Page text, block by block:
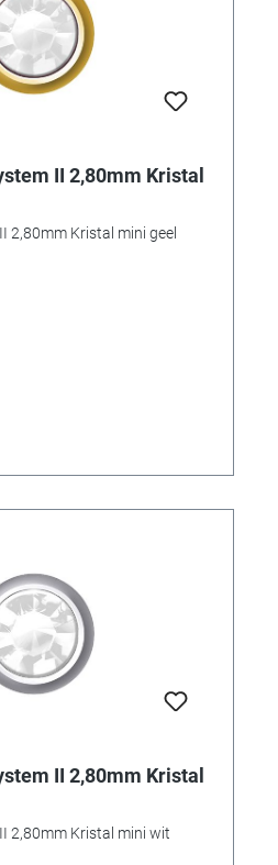
II 2,80mm Kristal
2,80mm Kristal mini geel
II 2,80mm Kristal
2,80mm Kristal mini wit